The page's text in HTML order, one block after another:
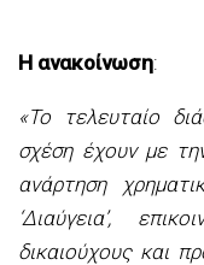
Η ανακοίνωση:
«Το τελευταίο
σχέση έχουν µε
ανάρτηση
‘Διαύγεια’,
δικαιούχους και